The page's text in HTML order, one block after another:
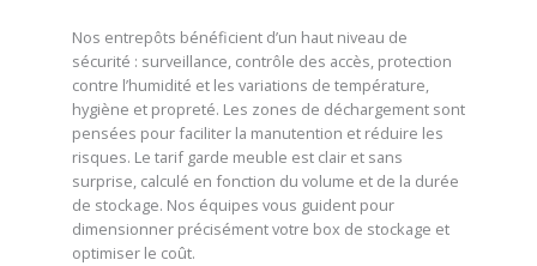
Nos entrepôts bénéficient d’un haut niveau de
sécurité : surveillance, contrôle des accès, protection
contre l’humidité et les variations de température,
hygiène et propreté. Les zones de déchargement sont
pensées pour faciliter la manutention et réduire les
risques. Le tarif garde meuble est clair et sans
surprise, calculé en fonction du volume et de la durée
de stockage. Nos équipes vous guident pour
dimensionner précisément votre box de stockage et
optimiser le coût.